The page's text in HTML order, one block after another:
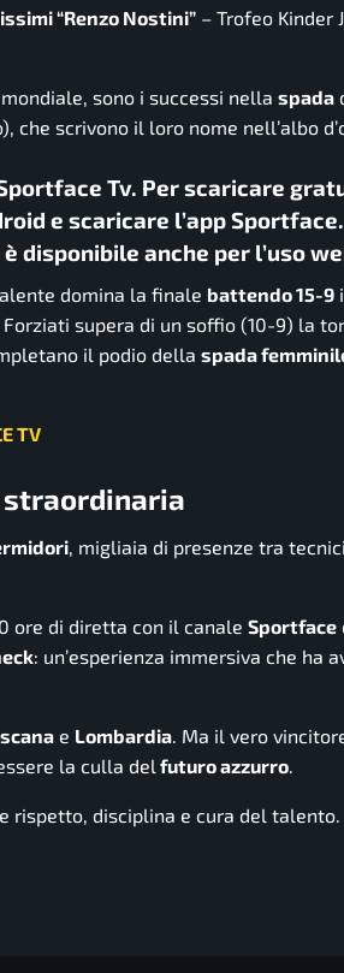
“Renzo Nostini” – Trofeo Kinder
sono i successi nella spada
che scrivono il loro nome nell’albo
Tv. Per scaricare
e scaricare l’app
è disponibile anche per l’uso
domina la finale battendo 15-9
supera di un soffio (10-9) la
il podio della spada
TV
straordinaria
, migliaia di presenze tra
ore di diretta con il canale Sportface
: un’esperienza immersiva che ha
e Lombardia. Ma il vero
la culla del futuro azzurro.
rispetto, disciplina e cura del talento.